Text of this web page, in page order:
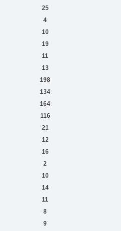
25
4
10
19
11
13
198
134
164
116
21
12
16
2
10
14
11
8
9